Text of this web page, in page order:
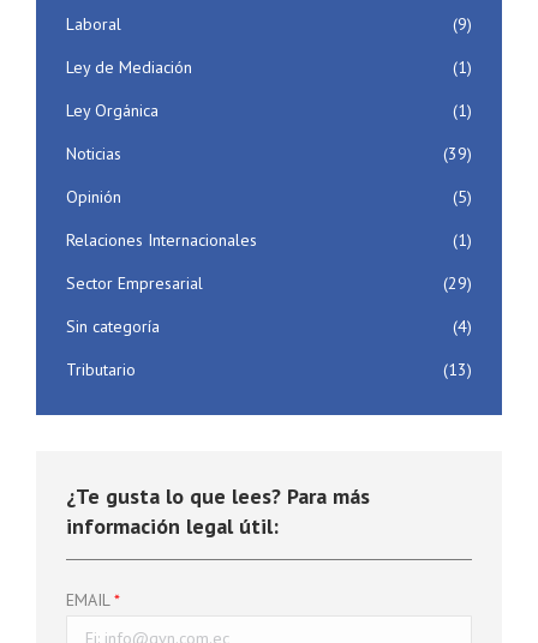
Laboral
(9)
Ley de Mediación
(1)
Ley Orgánica
(1)
Noticias
(39)
Opinión
(5)
Relaciones Internacionales
(1)
Sector Empresarial
(29)
Sin categoría
(4)
Tributario
(13)
¿Te gusta lo que lees? Para más
información legal útil:
EMAIL